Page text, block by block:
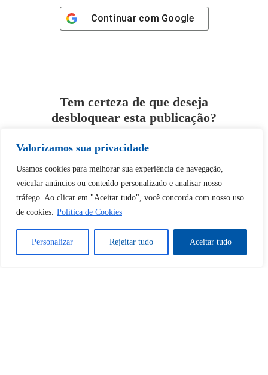
Valorizamos sua privacidade
Usamos cookies para melhorar sua experiência de navegação,
veicular anúncios ou conteúdo personalizado e analisar nosso
tráfego. Ao clicar em "Aceitar tudo", você concorda com nosso uso
de cookies. Política de Cookies
Personalizar Rejeitar tudo Aceitar tudo
Continuar com Google
Tem certeza de que deseja
desbloquear esta publicação?
Desbloquear esquerda : 0
Sim Não